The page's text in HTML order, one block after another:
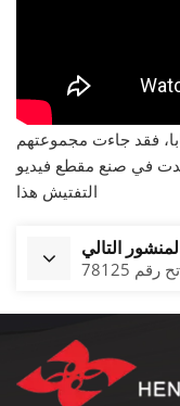
فقد جاءت مجموعتهم
في 14 يونيو 2024 وساعدت في صنع مقطع فيديو
التفتيش هذا
التالي
78125